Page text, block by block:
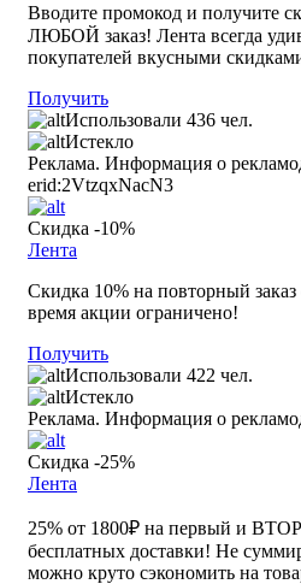
Вводите промокод и получите
ЛЮБОЙ заказ! Лента всегда
покупателей вкусными
Получить
Использовали 436 чел.
Истекло
Реклама. Информация о
erid:2VtzqxNacN3
Скидка -10%
Лента
Скидка 10% на повторный
время акции ограничено!
Получить
Использовали 422 чел.
Истекло
Реклама. Информация о
Скидка -25%
Лента
25% от 1800₽ на первый и
бесплатных доставки! Не
можно круто сэкономить на